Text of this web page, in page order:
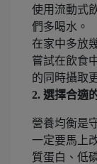
使用流動式
們多喝水。
在家中多放
嘗試在飲食
的同時攝取
2. 選擇合適
營養均衡是
一定要馬上
質蛋白、低